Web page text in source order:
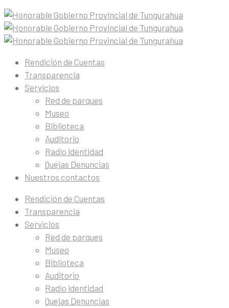
Rendición de Cuentas
Transparencia
Servicios
Red de parques
Museo
Biblioteca
Auditorio
Radio identidad
Quejas Denuncias
Nuestros contactos
Rendición de Cuentas
Transparencia
Servicios
Red de parques
Museo
Biblioteca
Auditorio
Radio identidad
Quejas Denuncias